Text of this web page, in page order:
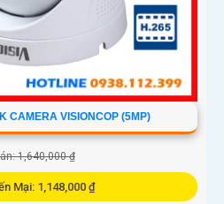
CAMERA VISIONCOP (5MP)
1,640,000 ₫
Mại: 1,148,000 ₫